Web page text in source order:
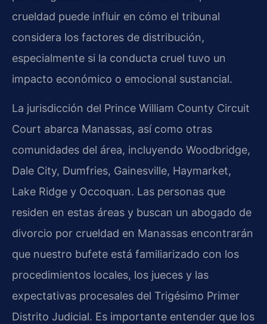
crueldad puede influir en cómo el tribunal
considera los factores de distribución,
especialmente si la conducta cruel tuvo un
impacto económico o emocional sustancial.
La jurisdicción del Prince William County Circuit
Court abarca Manassas, así como otras
comunidades del área, incluyendo Woodbridge,
Dale City, Dumfries, Gainesville, Haymarket,
Lake Ridge y Occoquan. Las personas que
residen en estas áreas y buscan un abogado de
divorcio por crueldad en Manassas encontrarán
que nuestro bufete está familiarizado con los
procedimientos locales, los jueces y las
expectativas procesales del Trigésimo Primer
Distrito Judicial. Es importante entender que los